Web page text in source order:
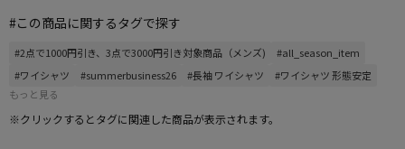
#この商品に関するタグで探す
#2点で1000円引き、3点で3000円引き対象商品（メンズ)
#all_season_item
#ワイシャツ
#summerbusiness26 #長袖 ワイシャツ
#ワイシャツ 形態安定
もっと見る
※クリックするとタグに関連した商品が表示されます。